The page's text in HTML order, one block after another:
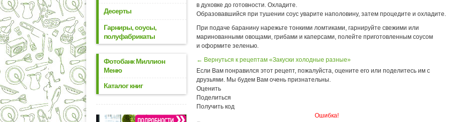
Десерты
Гарниры, соусы,
полуфабрикаты
Фотобанк Миллион
Меню
Каталог книг
в духовке до готовности. Охладите.
Образовавшийся при тушении соус уварите наполовину, затем процедите и охладите.
При подаче баранину нарежьте тонкими ломтиками, гарнируйте свежими или
маринованными овощами, грибами и каперсами, полейте приготовленным соусом
и оформите зеленью.
← Вернуться к рецептам «Закуски холодные разные»
Если Вам понравился этот рецепт, пожалуйста, оцените его или поделитесь им с
друзьями. Мы будем Вам очень признательны.
Оценить
Поделиться
Получить код
Ошибка!